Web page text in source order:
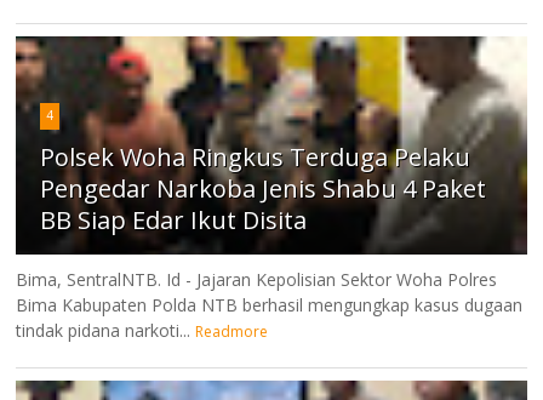
4
Polsek Woha Ringkus Terduga Pelaku
Pengedar Narkoba Jenis Shabu 4 Paket
BB Siap Edar Ikut Disita
Bima, SentralNTB. Id - Jajaran Kepolisian Sektor Woha Polres
Bima Kabupaten Polda NTB berhasil mengungkap kasus dugaan
tindak pidana narkoti... Readmore